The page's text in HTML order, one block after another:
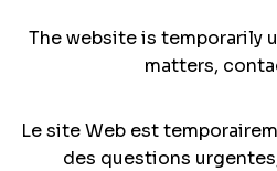
The website is temporarily
matters,
Le site Web est
des questions